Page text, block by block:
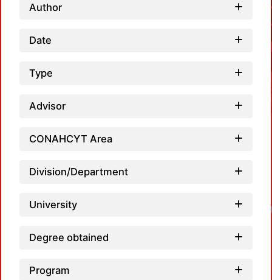
Author
Date
Type
Advisor
CONAHCYT Area
Division/Department
University
Degree obtained
Program